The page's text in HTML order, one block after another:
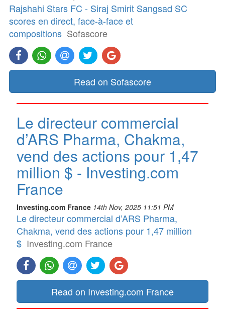
Rajshahi Stars FC - Siraj Smirit Sangsad SC
scores en direct, face-à-face et
compositions Sofascore
Read on Sofascore
Le directeur commercial
d’ARS Pharma, Chakma,
vend des actions pour 1,47
million $ - Investing.com
France
Investing.com France 14th Nov, 2025 11:51 PM
Le directeur commercial d’ARS Pharma,
Chakma, vend des actions pour 1,47 million
$ Investing.com France
Read on Investing.com France